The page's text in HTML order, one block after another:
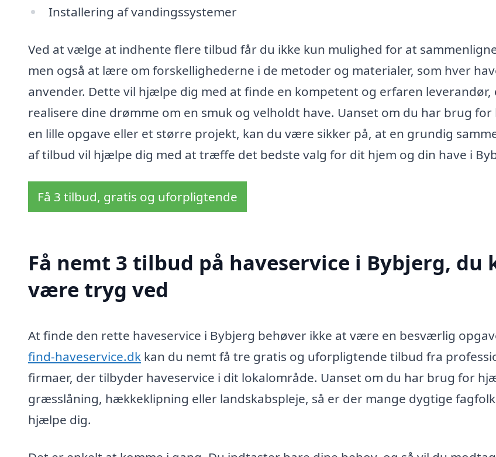
Installering af vandingssystemer
Ved at vælge at indhente flere tilbud får du ikke kun mulighed for at
men også at lære om forskellighederne i de metoder og materialer, som hver
anvender. Dette vil hjælpe dig med at finde en kompetent og erfaren leverandør,
realisere dine drømme om en smuk og velholdt have. Uanset om du har brug
en lille opgave eller et større projekt, kan du være sikker på, at en grundig
af tilbud vil hjælpe dig med at træffe det bedste valg for dit hjem og din have i
Få 3 tilbud, gratis og uforpligtende
Få nemt 3 tilbud på haveservice i Bybjerg, du
være tryg ved
At finde den rette haveservice i Bybjerg behøver ikke at være en besværlig
find-haveservice.dk kan du nemt få tre gratis og uforpligtende tilbud fra
firmaer, der tilbyder haveservice i dit lokalområde. Uanset om du har brug for
græsslåning, hækkeklipning eller landskabspleje, så er der mange dygtige
hjælpe dig.